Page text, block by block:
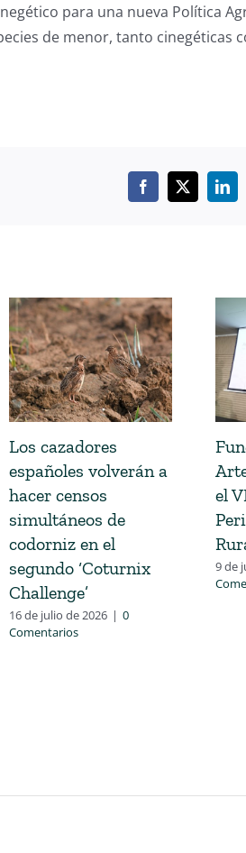
para una nueva Política
de menor, tanto cinegéticas
Los cazadores
españoles volverán a
hacer censos
simultáneos de
codorniz en el
segundo ‘Coturnix
Challenge’
16 de julio de 2026 | 0
Comentarios
el
9 de